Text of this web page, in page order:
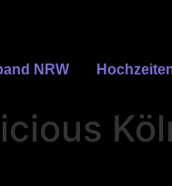
NRW